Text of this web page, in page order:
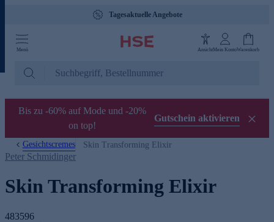
Tagesaktuelle Angebote
Menü AnsichtMein KontoWarenkorb
Bis zu -60% auf Mode und -20%
on top!
Gutschein aktivieren
Gesichtscremes Skin Transforming Elixir
Peter Schmidinger
Skin Transforming Elixir
483596